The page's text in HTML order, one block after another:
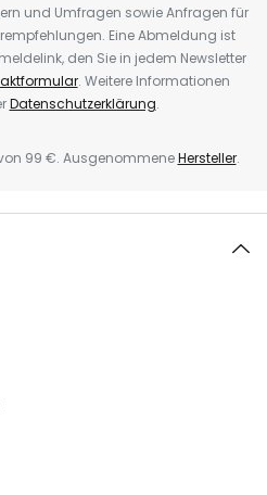
und Umfragen sowie Anfragen für
Eine Abmeldung ist
den Sie in jedem Newsletter
. Weitere Informationen
Datenschutzerklärung.
99 €. AusgenommeneHersteller.